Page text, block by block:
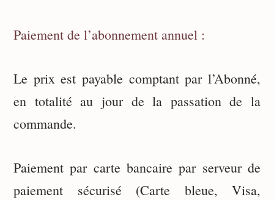
Paiement de l’abonnement annuel :
Le prix est payable comptant par l’Abonné,
en totalité au jour de la passation de la
commande.
Paiement par carte bancaire par serveur de
paiement sécurisé (Carte bleue, Visa,